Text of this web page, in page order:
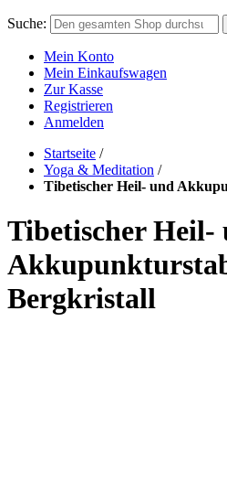
Suche:
Mein Konto
Mein Einkaufswagen
Zur Kasse
Registrieren
Anmelden
Startseite /
Yoga & Meditation /
Tibetischer Heil- und
Tibetischer Heil-
Bergkristall